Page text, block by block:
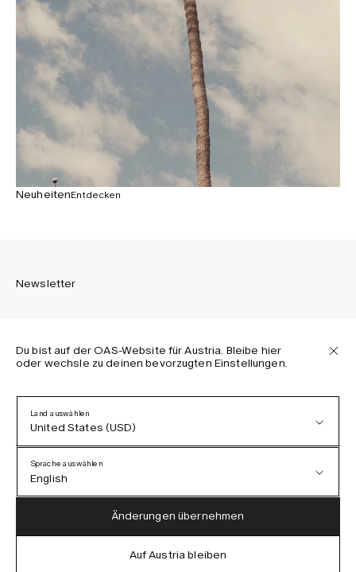
NeuheitenEntdecken
Newsletter
Melden Sie sich an, um die neuesten Informationen über
Datenschutzerklärung
AGB
Barrierefreiheit
Cookie-Richtlinie
Du bist auf der OAS-Website für Austria. Bleibe hier
oder wechsle zu deinen bevorzugten Einstellungen.
Land auswählen
United States (USD)
Austria (EUR)
Sprache auswählen
English
German
Änderungen übernehmen
Auf Austria bleiben